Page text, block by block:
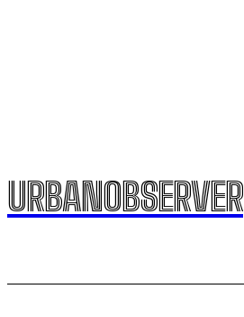
URBANOBSERVER